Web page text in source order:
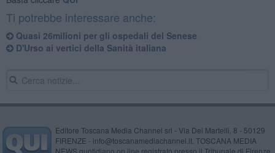
Ti potrebbe interessare anche:
Quasi 26milioni per gli ospedali del Senese
D'Urso ai vertici della Sanità italiana
Editore Toscana Media Channel srl - Via Dei Martelli, 8 - 50129
FIRENZE - info@toscanamediachannel.it. TOSCANA MEDIA
NEWS quotidiano on line registrato presso il Tribunale di Firenze